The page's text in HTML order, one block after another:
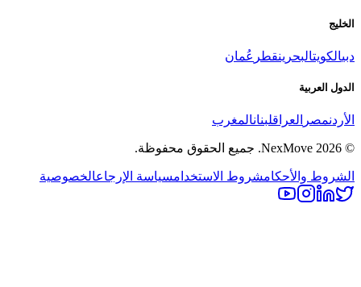
الخليج
دبيالكويتالبحرينقطر عُمان
الدول العربية
الأردنمصر العراقلبنانالمغرب
©
2026 جميع الحقوق محفوظة.
الشروط والأحكامشروط الاستخدامسياسة الإرجاعالخصوصية